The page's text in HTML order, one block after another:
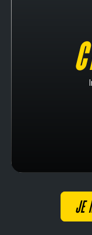
JE